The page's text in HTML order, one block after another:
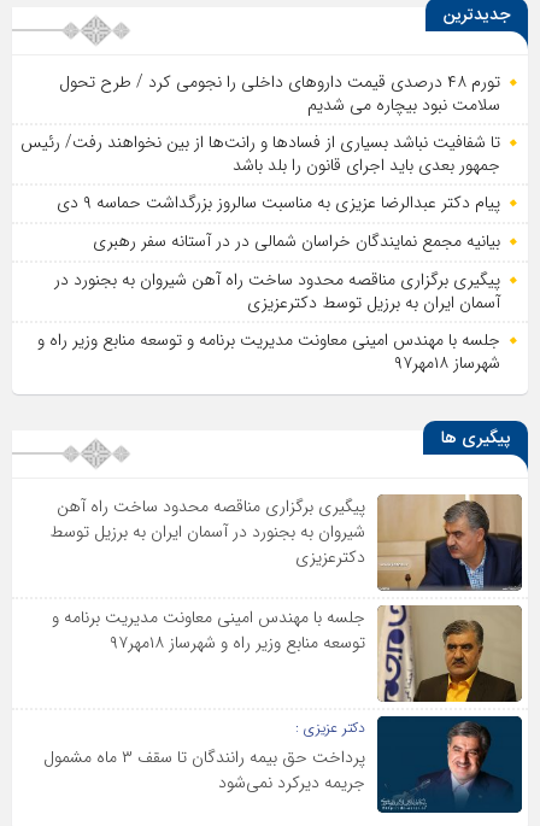
جدیدترین
تورم ۴۸ درصدی قیمت داروهای داخلی را نجومی کرد / طرح تحول
سلامت نبود بیچاره می شدیم
تا شفافیت نباشد بسیاری از فساد‌ها و رانت‌ها از بین نخواهند رفت/ رئیس
جمهور بعدی باید اجرای قانون را بلد باشد
پیام دکتر عبدالرضا عزیزی به مناسبت سالروز بزرگداشت حماسه ۹ دی
بیانیه مجمع نمایندگان خراسان شمالی در در آستانه سفر رهبری
پیگیری برگزاری مناقصه محدود ساخت راه آهن شیروان به بجنورد در
آسمان ایران به برزیل توسط دکترعزیزی
جلسه با مهندس امینی معاونت مدیریت برنامه و توسعه منابع وزیر راه و
شهرساز ۱۸مهر۹۷
پیگیری ها
پیگیری برگزاری مناقصه محدود ساخت راه آهن
شیروان به بجنورد در آسمان ایران به برزیل توسط
دکترعزیزی
جلسه با مهندس امینی معاونت مدیریت برنامه و
توسعه منابع وزیر راه و شهرساز ۱۸مهر۹۷
دکتر عزیزی :
پرداخت حق بیمه رانندگان تا سقف ۳ ماه مشمول
جریمه دیرکرد نمی‌شود